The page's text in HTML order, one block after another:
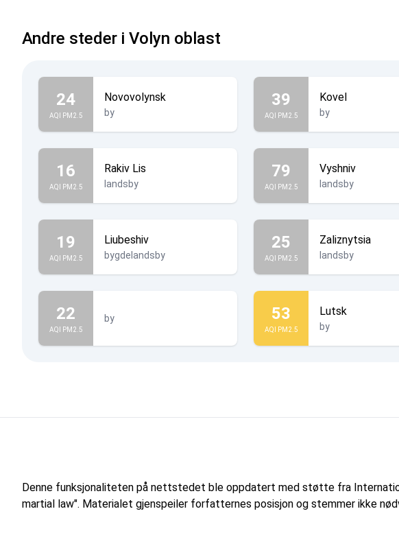
Andre steder i Volyn oblast
24
AQI PM2.5
Novovolynsk
by
39
AQI PM2.5
Kovel
by
16
AQI PM2.5
Rakiv Lis
landsby
79
AQI PM2.5
Vyshniv
landsby
19
AQI PM2.5
Liubeshiv
bygdelandsby
25
AQI PM2.5
Zaliznytsia
landsby
22
AQI PM2.5
by 53
AQI PM2.5
Lutsk
by
Denne funksjonaliteten på nettstedet ble oppdatert med støtte fra
martial law". Materialet gjenspeiler forfatternes posisjon og stemmer ikke